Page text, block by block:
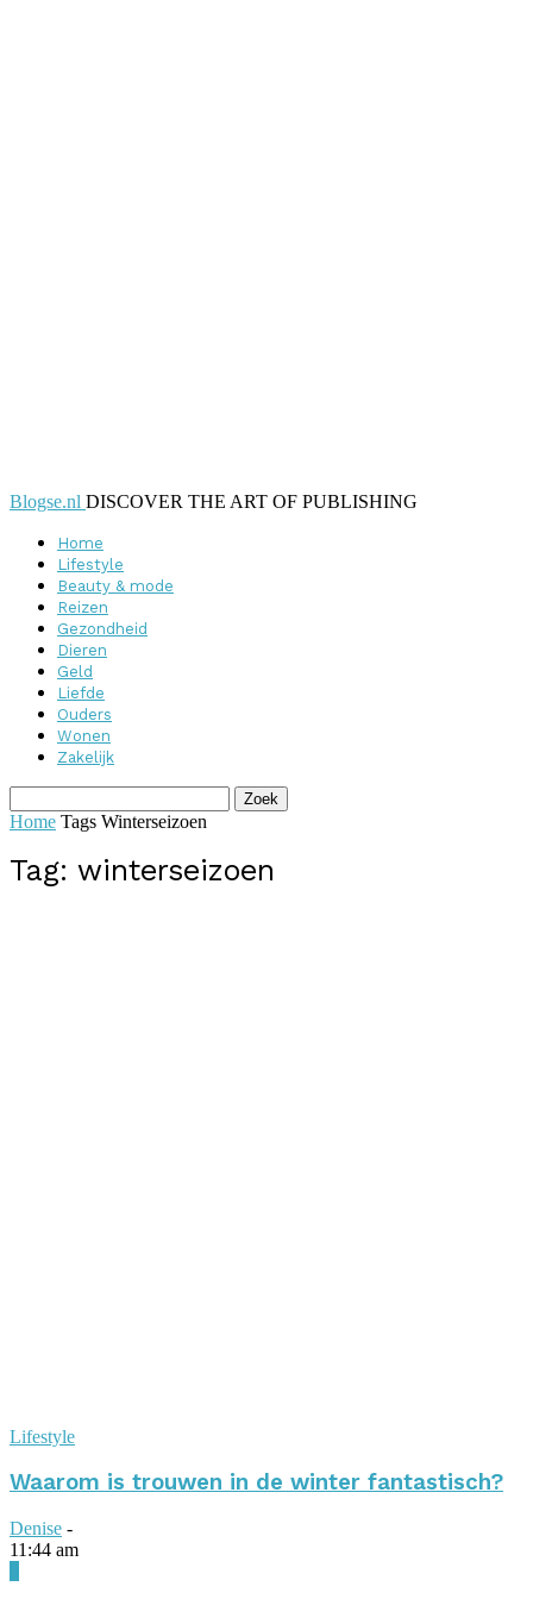
Blogse.nl DISCOVER THE ART OF PUBLISHING
Home
Lifestyle
Beauty & mode
Reizen
Gezondheid
Dieren
Geld
Liefde
Ouders
Wonen
Zakelijk
Home Tags Winterseizoen
Tag: winterseizoen
Lifestyle
Waarom is trouwen in de winter fantastisch?
Denise -
11:44 am